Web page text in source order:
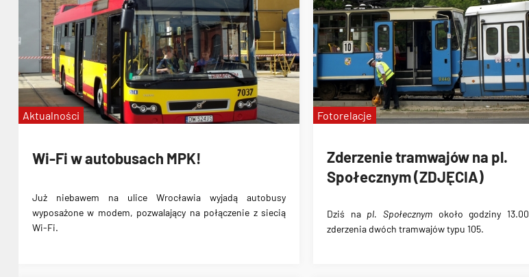
Wi-Fi w autobusach MPK!
Już niebawem na ulice Wrocławia wyjadą autobusy
wyposażone w modem, pozwalający na połączenie zsiecią
Wi-Fi.
Aktualności
Zderzenie tramwajów na pl.
Społecznym (ZDJĘCIA)
Dziś na pl. Społecznymokoło godziny 13.00
zderzenia dwóch tramwajów typu 105.
Fotorelacje